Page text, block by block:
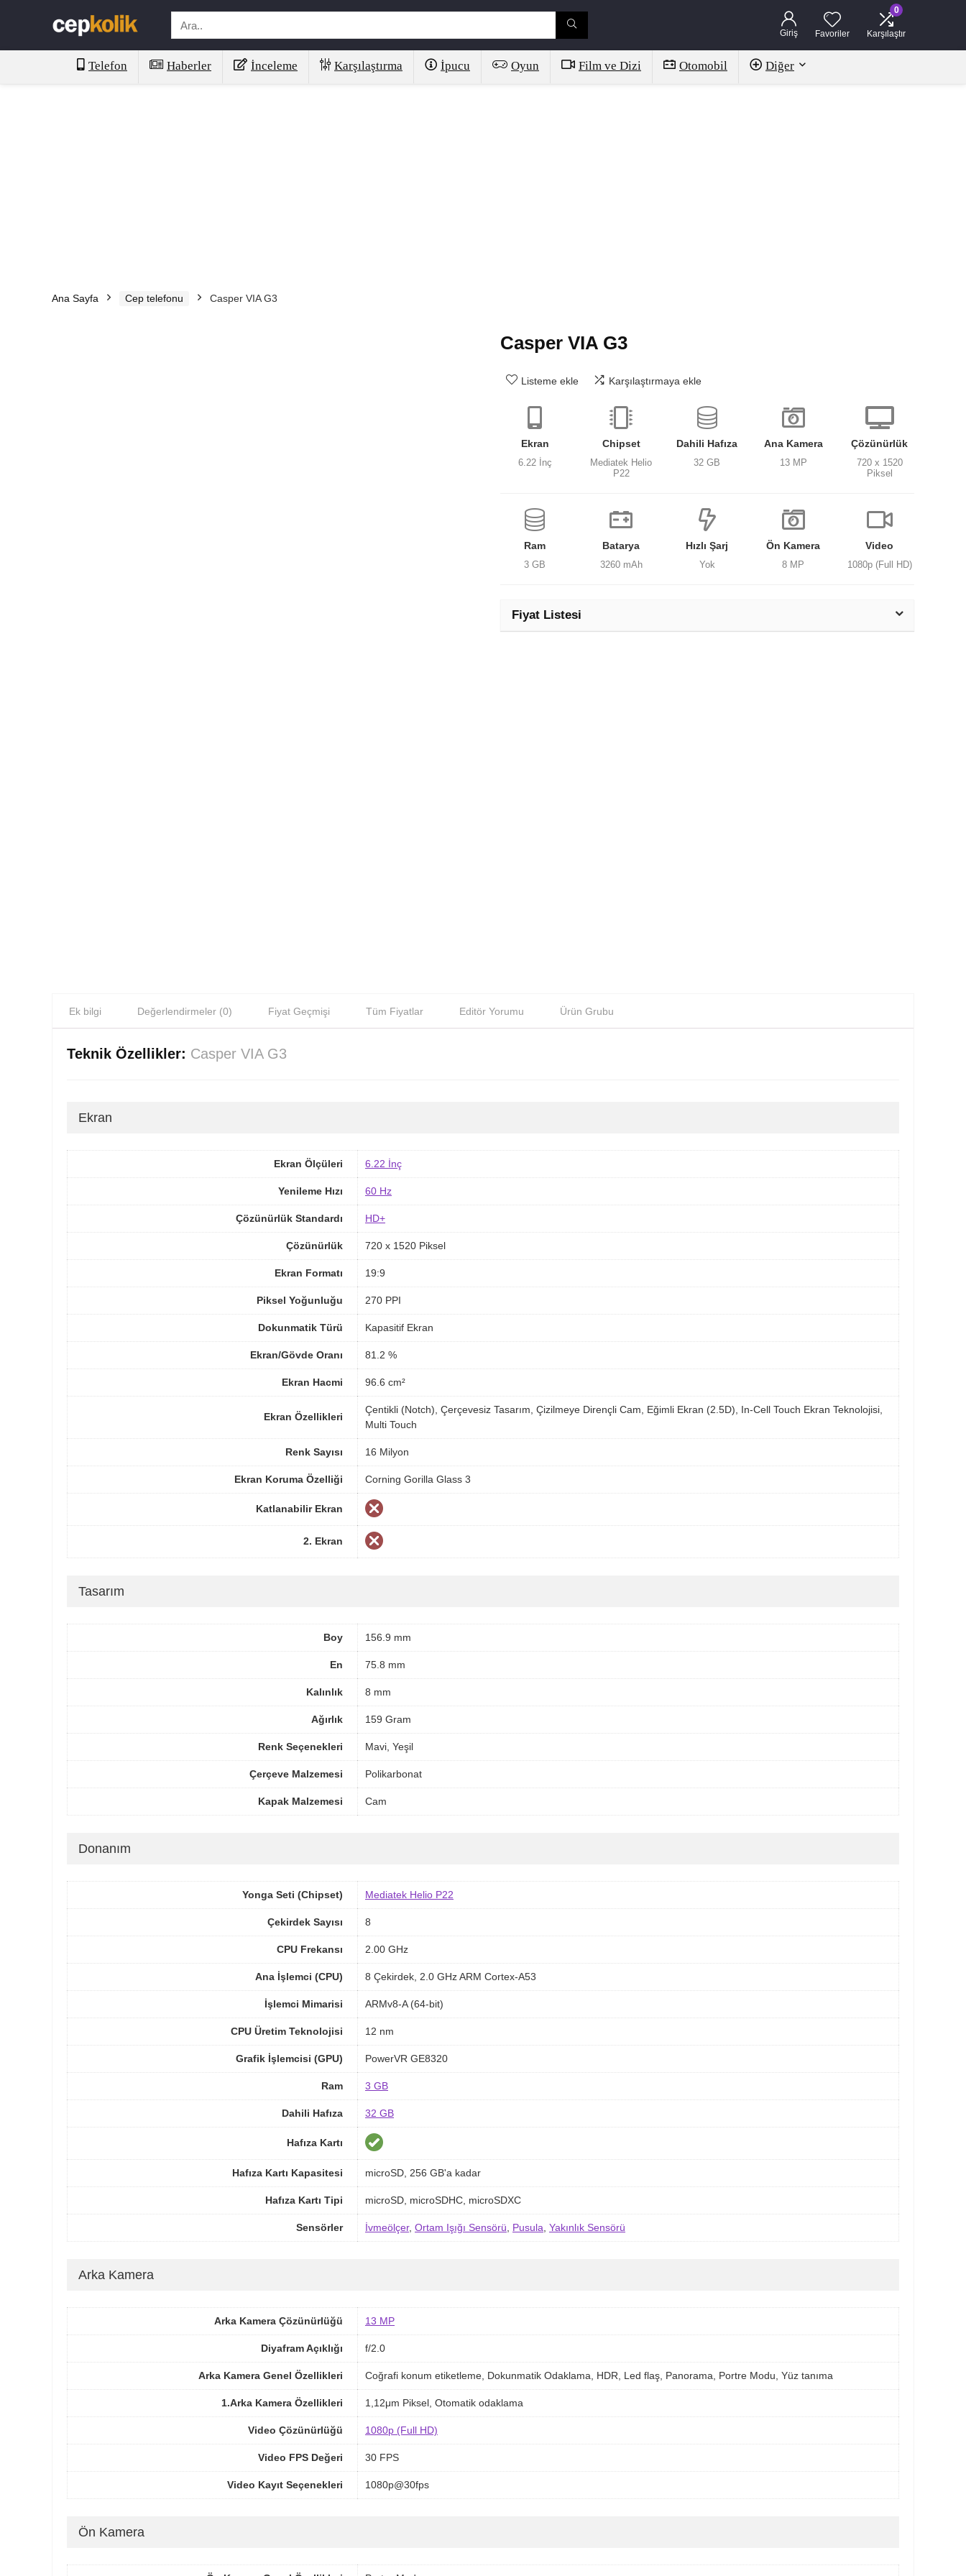
Giriş Favoriler
0
Karşılaştır
Telefon Haberler İnceleme Karşılaştırma İpucu Oyun Film ve Dizi Otomobil Diğer
Ana Sayfa Cep telefonu Casper VIA G3
Casper VIA G3
Listeme ekle Karşılaştırmaya ekle
Ekran
6.22 İnç
Chipset
Mediatek Helio
P22
Dahili Hafıza
32 GB
Ana Kamera
13 MP
Çözünürlük
720 x 1520
Piksel
Ram
3 GB
Batarya
3260 mAh
Hızlı Şarj
Yok
Ön Kamera
8 MP
Video
1080p (Full HD)
Fiyat Listesi
Ek bilgi Değerlendirmeler (0) Fiyat Geçmişi Tüm Fiyatlar Editör Yorumu Ürün Grubu
Teknik Özellikler: Casper VIA G3
Ekran
Ekran Ölçüleri 6.22 İnç
Yenileme Hızı 60 Hz
Çözünürlük Standardı HD+
Çözünürlük 720 x 1520 Piksel
Ekran Formatı 19:9
Piksel Yoğunluğu 270 PPI
Dokunmatik Türü Kapasitif Ekran
Ekran/Gövde Oranı 81.2 %
Ekran Hacmi 96.6 cm²
Ekran Özellikleri
Çentikli (Notch), Çerçevesiz Tasarım, Çizilmeye Dirençli Cam, Eğimli Ekran (2.5D), In-Cell Touch Ekran Teknolojisi,
Multi Touch
Renk Sayısı 16 Milyon
Ekran Koruma Özelliği Corning Gorilla Glass 3
Katlanabilir Ekran
2. Ekran
Tasarım
Boy 156.9 mm
En 75.8 mm
Kalınlık 8 mm
Ağırlık 159 Gram
Renk Seçenekleri Mavi, Yeşil
Çerçeve Malzemesi Polikarbonat
Kapak Malzemesi Cam
Donanım
Yonga Seti (Chipset) Mediatek Helio P22
Çekirdek Sayısı 8
CPU Frekansı 2.00 GHz
Ana İşlemci (CPU) 8 Çekirdek, 2.0 GHz ARM Cortex-A53
İşlemci Mimarisi ARMv8-A (64-bit)
CPU Üretim Teknolojisi 12 nm
Grafik İşlemcisi (GPU) PowerVR GE8320
Ram 3 GB
Dahili Hafıza 32 GB
Hafıza Kartı
Hafıza Kartı Kapasitesi microSD, 256 GB'a kadar
Hafıza Kartı Tipi microSD, microSDHC, microSDXC
Sensörler İvmeölçer, Ortam Işığı Sensörü Pusula Yakınlık Sensörü
Arka Kamera
Arka Kamera Çözünürlüğü 13 MP
Diyafram Açıklığı f/2.0
Arka Kamera Genel Özellikleri Coğrafi konum etiketleme, Dokunmatik Odaklama, HDR, Led flaş, Panorama, Portre Modu, Yüz tanıma
1.Arka Kamera Özellikleri 1,12μm Piksel, Otomatik odaklama
Video Çözünürlüğü 1080p (Full HD)
Video FPS Değeri 30 FPS
Video Kayıt Seçenekleri 1080p@30fps
Ön Kamera